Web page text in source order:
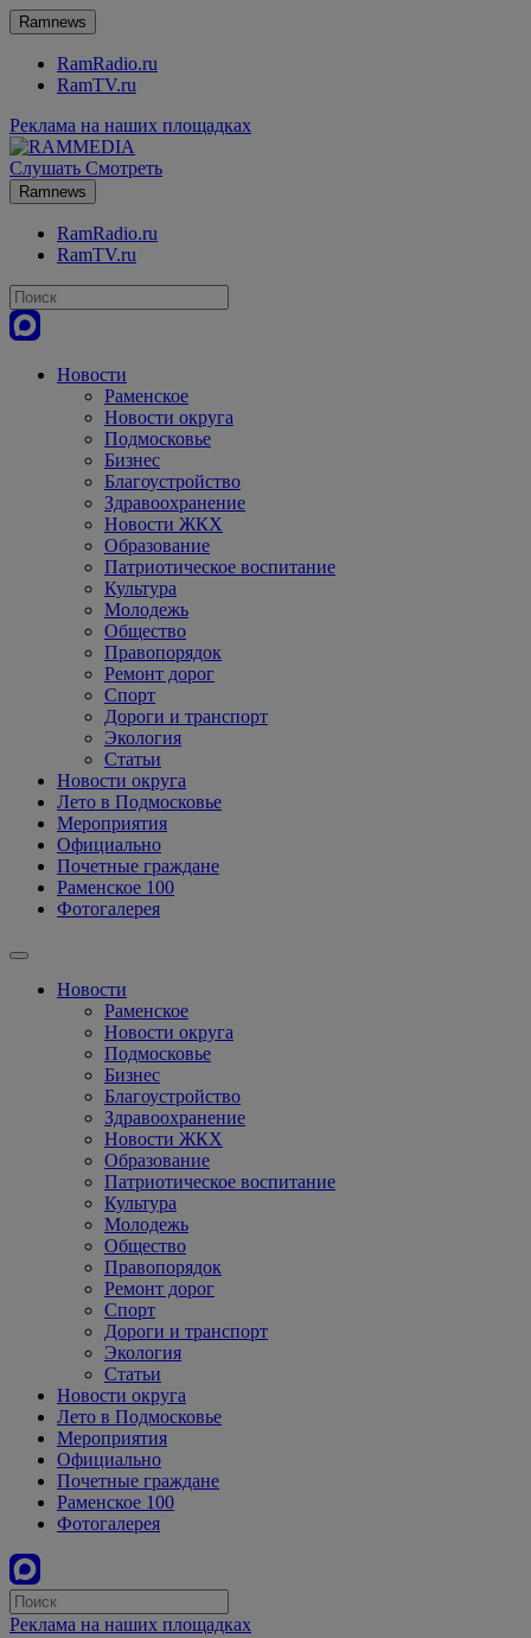
Ramnews
RamRadio.ru
RamTV.ru
Реклама на наших площадках
Слушать Смотреть
Ramnews
RamRadio.ru
RamTV.ru
Новости
Раменское
Новости округа
Подмосковье
Бизнес
Благоустройство
Здравоохранение
Новости ЖКХ
Образование
Патриотическое воспитание
Культура
Молодежь
Общество
Правопорядок
Ремонт дорог
Спорт
Дороги и транспорт
Экология
Статьи
Новости округа
Лето в Подмосковье
Мероприятия
Официально
Почетные граждане
Раменское 100
Фотогалерея
Новости
Раменское
Новости округа
Подмосковье
Бизнес
Благоустройство
Здравоохранение
Новости ЖКХ
Образование
Патриотическое воспитание
Культура
Молодежь
Общество
Правопорядок
Ремонт дорог
Спорт
Дороги и транспорт
Экология
Статьи
Новости округа
Лето в Подмосковье
Мероприятия
Официально
Почетные граждане
Раменское 100
Фотогалерея
Реклама на наших площадках